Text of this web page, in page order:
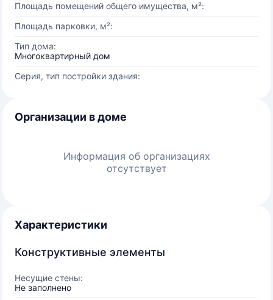
Площадь помещений общего имущества, м²:
Площадь парковки, м²:
Тип дома:
Многоквартирный дом
Серия, тип постройки здания:
Организации в доме
Информация об организациях
отсутствует
Характеристики
Конструктивные элементы
Несущие стены:
Не заполнено